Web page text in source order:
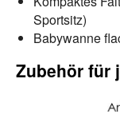
Sportsitz)
Babywanne
Zubehör für